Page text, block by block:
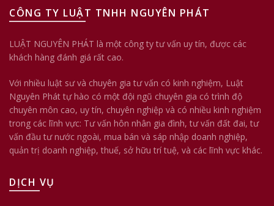
CÔNG TY LUẬT TNHH NGUYÊN PHÁT
LUẬT NGUYÊN PHÁT là một công ty tư vấn uy tín, được các
khách hàng đánh giá rất cao.
Với nhiều luật sư và chuyên gia tư vấn có kinh nghiệm, Luật
Nguyên Phát tự hào có một đội ngũ chuyên gia có trình độ
chuyên môn cao, uy tín, chuyên nghiệp và có nhiều kinh nghiệm
trong các lĩnh vực: Tư vấn hôn nhân gia đình, tư vấn đất đai, tư
vấn đầu tư nước ngoài, mua bán và sáp nhập doanh nghiệp,
quản trị doanh nghiệp, thuế, sở hữu trí tuệ, và các lĩnh vực khác.
DỊCH VỤ